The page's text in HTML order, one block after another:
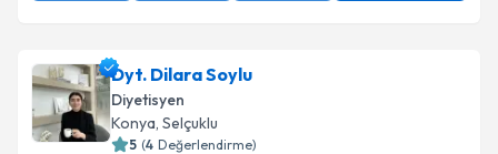
Dyt. Dilara Soylu
Diyetisyen
Konya, Selçuklu
5 (4 Değerlendirme)